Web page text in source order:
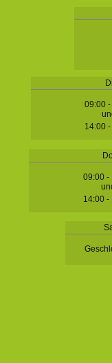
Di
09:00
14:00
09:00 -
14:00 -